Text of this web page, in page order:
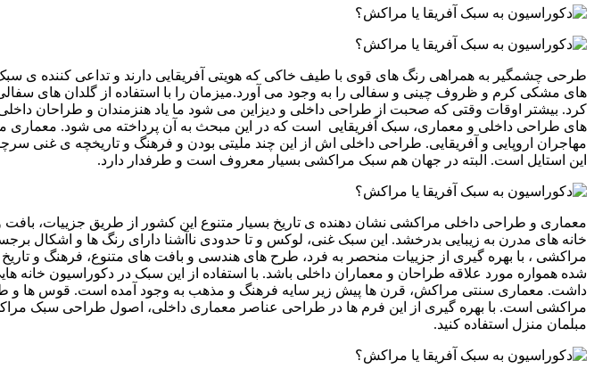
طرحی چشمگیر به همراهی رنگ های قوی با طیف خاکی که هویتی آفریقایی دارند و تداعی کننده ی سبک
های مشکی کرم و ظروف چینی و سفالی را به وجود می آورد.میزمان را با استفاده از گلدان های
کرد. بیشتر اوقات وقتی که صحبت از طراحی داخلی و دیزاین می شود ما یاد هنزمندان و طراحان
های طراحی داخلی و معماری، سبک آفریقایی است که در این مبحث به آن پرداخته می شود. معماری
مهاجران اروپایی و آفریقایی. طراحی داخلی اش از این چند ملیتی بودن و فرهنگ و تاریخچه ی غنی
این استایل است. البته در جهان هم سبک مراکشی بسیار معروف است و طرفدار دارد.
معماری و طراحی داخلی مراکشی نشان دهنده ی تاریخ بسیار متنوع این کشور از طریق جزییات،
خانه های مدرن به زیبایی بدرخشد. این سبک غنی، لوکس و تا حدودی ناآشنا دارای رنگ ها و
مراکشی ، با بهره گیری از جزییات منحصر به فرد، طرح های هندسی و بافت های متنوع، فرهنگ و
شده همواره مورد علاقه طراحان و معماران داخلی باشد. با استفاده از این سبک در دکوراسیون
داشت. معماری سنتی مراکش، قرن ها پیش زیر سایه فرهنگ و مذهب به وجود آمده است. قوس ها و
مراکشی است. با بهره گیری از این فرم ها در طراحی عناصر معماری داخلی، اصول طراحی سبک مراکشی
مبلمان منزل استفاده کنید.